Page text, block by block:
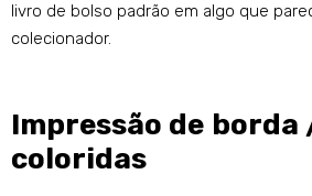
livro de bolso padrão em algo que
colecionador.
Impressão de borda
coloridas